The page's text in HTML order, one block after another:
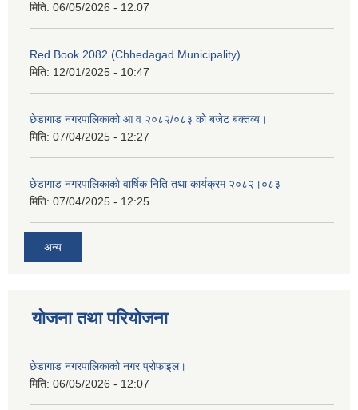
मिति: 06/05/2026 - 12:07
Red Book 2082 (Chhedagad Municipality)
मिति: 12/01/2025 - 10:47
छेडागाड नगरपालिकाको आ व २०८२/०८३ को बजेट बक्तव्य।
मिति: 07/04/2025 - 12:27
छेडागाड नगरपालिकाको वार्षिक निति तथा कार्यक्रम २०८२।०८३
मिति: 07/04/2025 - 12:25
अन्य
योजना तथा परियोजना
छेडागाड नगरपालिकाको नगर प्रोफाइल।
मिति: 06/05/2026 - 12:07